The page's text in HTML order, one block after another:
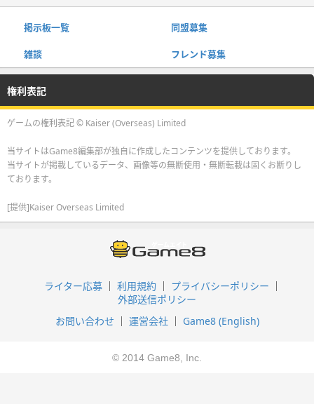
掲示板一覧 同盟募集
雑談 フレンド募集
権利表記
ゲームの権利表記 © Kaiser (Overseas) Limited
当サイトはGame8編集部が独自に作成したコンテンツを提供しております。
当サイトが掲載しているデータ、画像等の無断使用・無断転載は固くお断りし
ております。
[提供]Kaiser Overseas Limited
ライター応募 利用規約
プライバシーポリシー
外部送信ポリシー
お問い合わせ
運営会社 Game8 (English)
© 2014 Game8, Inc.